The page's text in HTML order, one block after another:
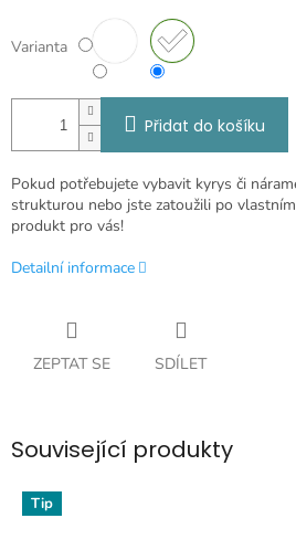
Varianta
Přidat do košíku
Pokud potřebujete vybavit kyrys či
strukturou nebo jste zatoužili po
produkt pro vás!
Detailní informace
ZEPTAT SE SDÍLET
Související produkty
Tip